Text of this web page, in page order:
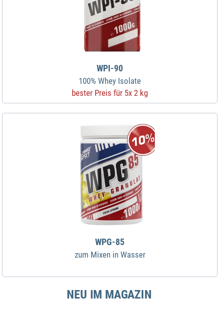
WPI-90
100% Whey Isolate
bester Preis für 5x 2 kg
WPG-85
zum Mixen in Wasser
NEU IM MAGAZIN